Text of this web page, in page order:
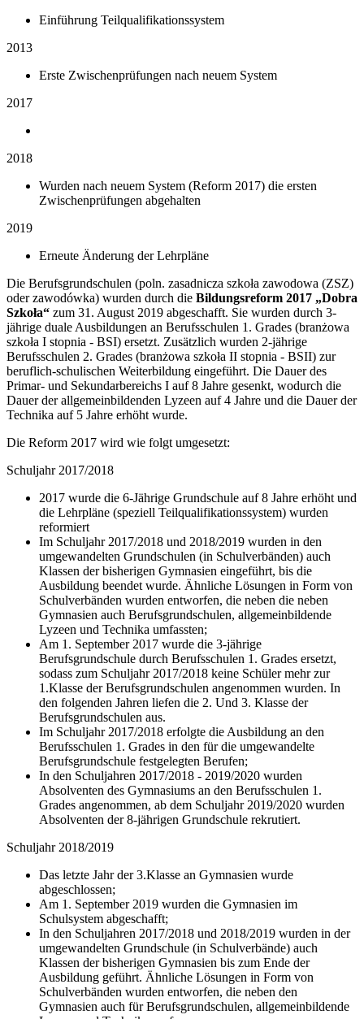
Einführung Teilqualifikationssystem
2013
Erste Zwischenprüfungen nach neuem System
2017
2018
Wurden nach neuem System (Reform 2017) die ersten
Zwischenprüfungen abgehalten
2019
Erneute Änderung der Lehrpläne
Die Berufsgrundschulen (poln. zasadnicza szkoła zawodowa (ZSZ)
oder zawodówka) wurden durch die Bildungsreform 2017 „Dobra
Szkoła“ zum 31. August 2019 abgeschafft. Sie wurden durch 3-
jährige duale Ausbildungen an Berufsschulen 1. Grades (branżowa
szkoła I stopnia - BSI) ersetzt. Zusätzlich wurden 2-jährige
Berufsschulen 2. Grades (branżowa szkoła II stopnia - BSII) zur
beruflich-schulischen Weiterbildung eingeführt. Die Dauer des
Primar- und Sekundarbereichs I auf 8 Jahre gesenkt, wodurch die
Dauer der allgemeinbildenden Lyzeen auf 4 Jahre und die Dauer der
Technika auf 5 Jahre erhöht wurde.
Die Reform 2017 wird wie folgt umgesetzt:
Schuljahr 2017/2018
2017 wurde die 6-Jährige Grundschule auf 8 Jahre erhöht und
die Lehrpläne (speziell Teilqualifikationssystem) wurden
reformiert
Im Schuljahr 2017/2018 und 2018/2019 wurden in den
umgewandelten Grundschulen (in Schulverbänden) auch
Klassen der bisherigen Gymnasien eingeführt, bis die
Ausbildung beendet wurde. Ähnliche Lösungen in Form von
Schulverbänden wurden entworfen, die neben die neben
Gymnasien auch Berufsgrundschulen, allgemeinbildende
Lyzeen und Technika umfassten;
Am 1. September 2017 wurde die 3-jährige
Berufsgrundschule durch Berufsschulen 1. Grades ersetzt,
sodass zum Schuljahr 2017/2018 keine Schüler mehr zur
1.Klasse der Berufsgrundschulen angenommen wurden. In
den folgenden Jahren liefen die 2. Und 3. Klasse der
Berufsgrundschulen aus.
Im Schuljahr 2017/2018 erfolgte die Ausbildung an den
Berufsschulen 1. Grades in den für die umgewandelte
Berufsgrundschule festgelegten Berufen;
In den Schuljahren 2017/2018 - 2019/2020 wurden
Absolventen des Gymnasiums an den Berufsschulen 1.
Grades angenommen, ab dem Schuljahr 2019/2020 wurden
Absolventen der 8-jährigen Grundschule rekrutiert.
Schuljahr 2018/2019
Das letzte Jahr der 3.Klasse an Gymnasien wurde
abgeschlossen;
Am 1. September 2019 wurden die Gymnasien im
Schulsystem abgeschafft;
In den Schuljahren 2017/2018 und 2018/2019 wurden in der
umgewandelten Grundschule (in Schulverbände) auch
Klassen der bisherigen Gymnasien bis zum Ende der
Ausbildung geführt. Ähnliche Lösungen in Form von
Schulverbänden wurden entworfen, die neben den
Gymnasien auch für Berufsgrundschulen, allgemeinbildende